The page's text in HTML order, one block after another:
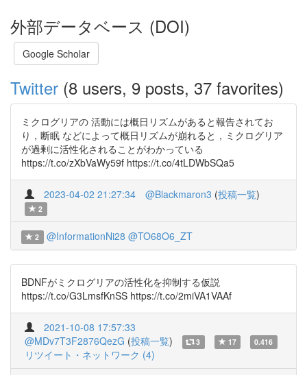
外部データベース (DOI)
Google Scholar
Twitter (8 users, 9 posts, 37 favorites)
ミクログリアの 活動には概日リズムがあると報告されてお
り，断眠 などによって概日リズムが崩れると，ミクログリア
が過剰に活性化されることがわかっている
https://t.co/zXbVaWy59f https://t.co/4tLDWbSQa5
2023-04-02 21:27:34 @Blackmaron3 (投稿一覧)
2
2 @InformationNi28 @TO68O6_ZT
BDNFがミクログリアの活性化を抑制する仮説
https://t.co/G3LmsfKnSS https://t.co/2miVA1VAAf
2021-10-08 17:57:33
@MDv7T3F2876QezG (投稿一覧) 3 17 0.416
リツイート・ネットワーク (4)